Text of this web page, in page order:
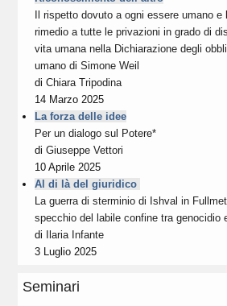
Il rispetto dovuto a ogni essere umano e
rimedio a tutte le privazioni in grado di
vita umana nella Dichiarazione degli
umano di Simone Weil
diChiara Tripodina
14 Marzo 2025
La forza delle idee
Per un dialogo sul Potere*
diGiuseppe Vettori
10 Aprile 2025
Al di là del giuridico
La guerra di sterminio di Ishval in
specchio del labile confine tra genocidio
di
Ilaria Infante
3 Luglio 2025
Seminari